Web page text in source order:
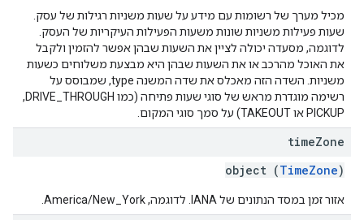
מכיל מערך של רשומות עם מידע על שעות משניות רגילות של עסק.
שעות פעילות משניות שונות משעות הפעילות העיקריות של העסק.
לדוגמה, מסעדה יכולה לציין את השעות שבהן אפשר להזמין ולקבל
את האוכל מהרכב או את השעות שבהן היא מבצעת משלוחים כשעות
משניות. השדה הזה מאכלס את שדה המשנה type, שמבוסס על
רשימה מוגדרת מראש של סוגי שעות פתיחה (כמו DRIVE_THROUGH,‏
PICKUP או TAKEOUT) על סמך סוגי המקום.
timeZone
object (TimeZone)
אזור זמן במסד הנתונים של IANA. לדוגמה, America/New_York.